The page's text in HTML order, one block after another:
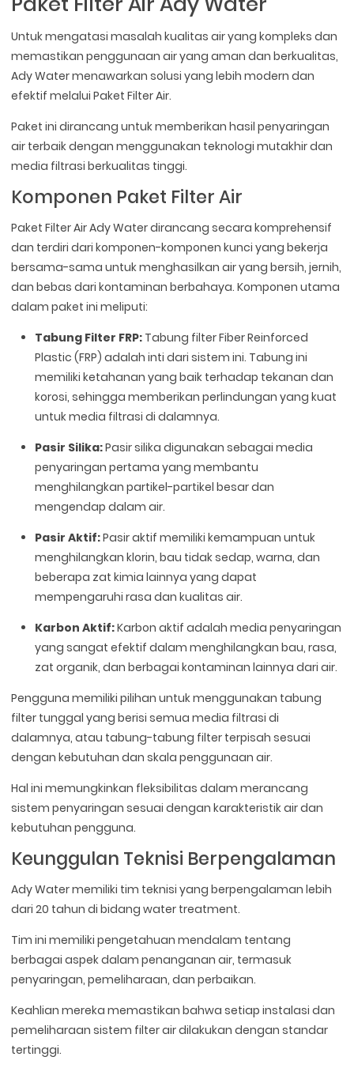
Untuk mengatasi masalah kualitas air yang kompleks dan
memastikan penggunaan air yang aman dan berkualitas,
Ady Water menawarkan solusi yang lebih modern dan
efektif melalui Paket Filter Air.
Paket ini dirancang untuk memberikan hasil penyaringan
air terbaik dengan menggunakan teknologi mutakhir dan
media filtrasi berkualitas tinggi.
Komponen Paket Filter Air
Paket Filter Air Ady Water dirancang secara komprehensif
dan terdiri dari komponen-komponen kunci yang bekerja
bersama-sama untuk menghasilkan air yang bersih, jernih,
dan bebas dari kontaminan berbahaya. Komponen utama
dalam paket ini meliputi:
Tabung Filter FRP: Tabung filter Fiber Reinforced
Plastic (FRP) adalah inti dari sistem ini. Tabung ini
memiliki ketahanan yang baik terhadap tekanan dan
korosi, sehingga memberikan perlindungan yang kuat
untuk media filtrasi di dalamnya.
Pasir Silika:Pasir silika digunakan sebagai media
penyaringan pertama yang membantu
menghilangkan partikel-partikel besar dan
mengendap dalam air.
Pasir Aktif:Pasir aktif memiliki kemampuan untuk
menghilangkan klorin, bau tidak sedap, warna, dan
beberapa zat kimia lainnya yang dapat
mempengaruhi rasa dan kualitas air.
Karbon Aktif:Karbon aktif adalah media penyaringan
yang sangat efektif dalam menghilangkan bau, rasa,
zat organik, dan berbagai kontaminan lainnya dari air.
Pengguna memiliki pilihan untuk menggunakan tabung
filter tunggal yang berisi semua media filtrasi di
dalamnya, atau tabung-tabung filter terpisah sesuai
dengan kebutuhan dan skala penggunaan air.
Hal ini memungkinkan fleksibilitas dalam merancang
sistem penyaringan sesuai dengan karakteristik air dan
kebutuhan pengguna.
Keunggulan Teknisi Berpengalaman
Ady Water memiliki tim teknisi yang berpengalaman lebih
dari 20 tahun di bidang water treatment.
Tim ini memiliki pengetahuan mendalam tentang
berbagai aspek dalam penanganan air, termasuk
penyaringan, pemeliharaan, dan perbaikan.
Keahlian mereka memastikan bahwa setiap instalasi dan
pemeliharaan sistem filter air dilakukan dengan standar
tertinggi.